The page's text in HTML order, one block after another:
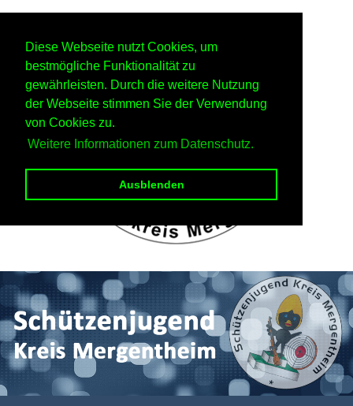
Diese Webseite nutzt Cookies, um
bestmögliche Funktionalität zu
gewährleisten. Durch die weitere Nutzung
der Webseite stimmen Sie der Verwendung
von Cookies zu.
Weitere Informationen zum Datenschutz.
Ausblenden